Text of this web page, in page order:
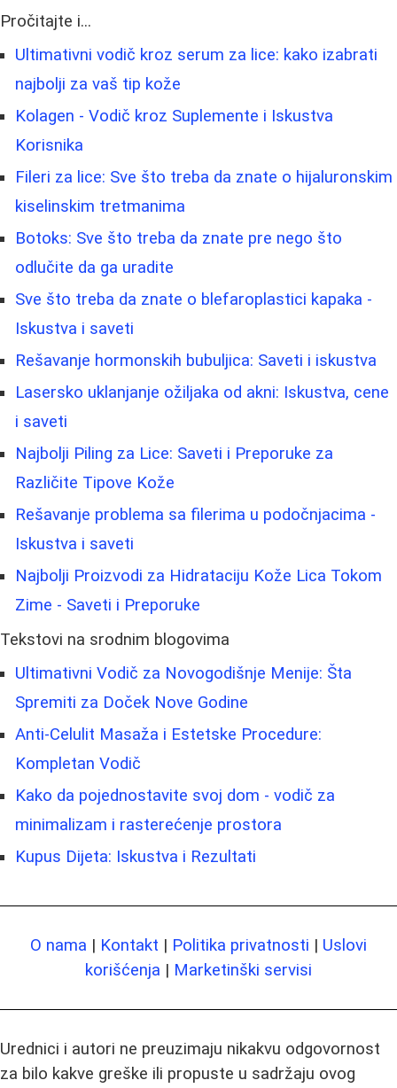
Pročitajte i...
Ultimativni vodič kroz serum za lice: kako izabrati
najbolji za vaš tip kože
Kolagen - Vodič kroz Suplemente i Iskustva
Korisnika
Fileri za lice: Sve što treba da znate o hijaluronskim
kiselinskim tretmanima
Botoks: Sve što treba da znate pre nego što
odlučite da ga uradite
Sve što treba da znate o blefaroplastici kapaka -
Iskustva i saveti
Rešavanje hormonskih bubuljica: Saveti i iskustva
Lasersko uklanjanje ožiljaka od akni: Iskustva, cene
i saveti
Najbolji Piling za Lice: Saveti i Preporuke za
Različite Tipove Kože
Rešavanje problema sa filerima u podočnjacima -
Iskustva i saveti
Najbolji Proizvodi za Hidrataciju Kože Lica Tokom
Zime - Saveti i Preporuke
Tekstovi na srodnim blogovima
Ultimativni Vodič za Novogodišnje Menije: Šta
Spremiti za Doček Nove Godine
Anti-Celulit Masaža i Estetske Procedure:
Kompletan Vodič
Kako da pojednostavite svoj dom - vodič za
minimalizam i rasterećenje prostora
Kupus Dijeta: Iskustva i Rezultati
O nama | Kontakt | Politika privatnosti | Uslovi
korišćenja | Marketinški servisi
Urednici i autori ne preuzimaju nikakvu odgovornost
za bilo kakve greške ili propuste u sadržaju ovog